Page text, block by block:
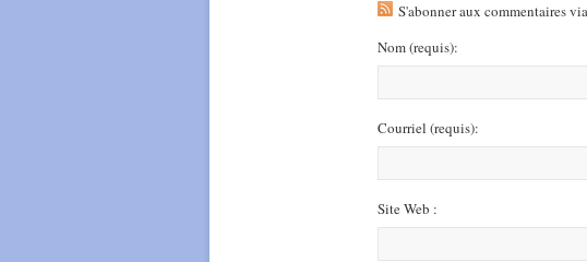
S'abonner aux commentaires
Nom(requis):
Courriel (requis):
Site Web :